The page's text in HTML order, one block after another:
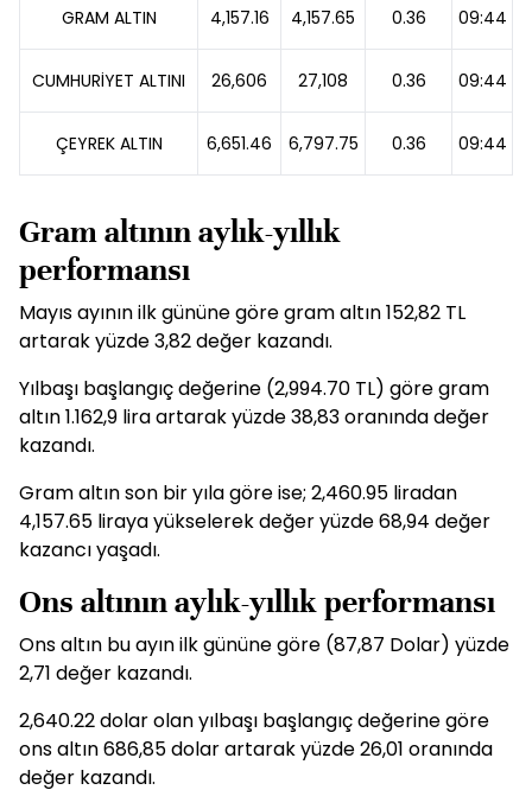
GRAM ALTIN 4,157.16 4,157.65 0.36 09:44
CUMHURİYET ALTINI 26,606 27,108 0.36 09:44
ÇEYREK ALTIN 6,651.46 6,797.75 0.36 09:44
Gram altının aylık-yıllık
performansı
Mayıs ayının ilk gününe göre gram altın 152,82 TL
artarak yüzde 3,82 değer kazandı.
Yılbaşı başlangıç değerine (2,994.70 TL) göre gram
altın 1.162,9 lira artarak yüzde 38,83 oranında değer
kazandı.
Gram altın son bir yıla göre ise; 2,460.95 liradan
4,157.65 liraya yükselerek değer yüzde 68,94 değer
kazancı yaşadı.
Ons altının aylık-yıllık performansı
Ons altın bu ayın ilk gününe göre (87,87 Dolar) yüzde
2,71 değer kazandı.
2,640.22 dolar olan yılbaşı başlangıç değerine göre
ons altın 686,85 dolar artarak yüzde 26,01 oranında
değer kazandı.